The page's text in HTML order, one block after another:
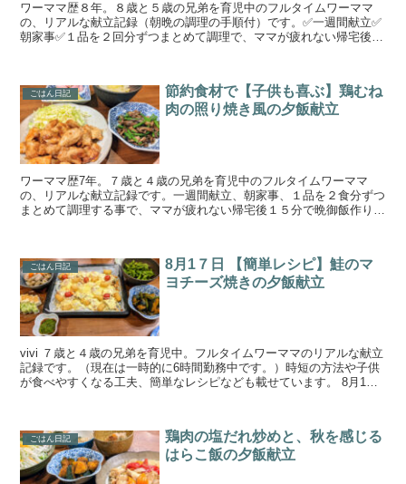
ワーママ歴８年。８歳と５歳の兄弟を育児中のフルタイムワーママ
の、リアルな献立記録（朝晩の調理の手順付）です。✅一週間献立✅
朝家事✅１品を２回分ずつまとめて調理で、ママが疲れない帰宅後の
ごはん日記
節約食材で【子供も喜ぶ】鶏むね
肉の照り焼き風の夕飯献立
ワーママ歴7年。７歳と４歳の兄弟を育児中のフルタイムワーママ
の、リアルな献立記録です。一週間献立、朝家事、１品を２食分ずつ
まとめて調理する事で、ママが疲れない帰宅後１５分で晩御飯作りを
ごはん日記
8月1７日 【簡単レシピ】鮭のマ
ヨチーズ焼きの夕飯献立
vivi ７歳と４歳の兄弟を育児中。フルタイムワーママのリアルな献立
記録です。（現在は一時的に6時間勤務中です。）時短の方法や子供
が食べやすくなる工夫、簡単なレシピなども載せています。 8月1７
ごはん日記
鶏肉の塩だれ炒めと、秋を感じる
はらこ飯の夕飯献立